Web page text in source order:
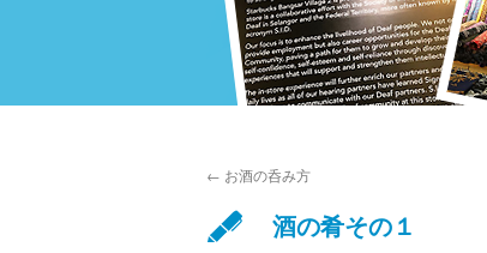
← お酒の呑み方
酒の肴その１